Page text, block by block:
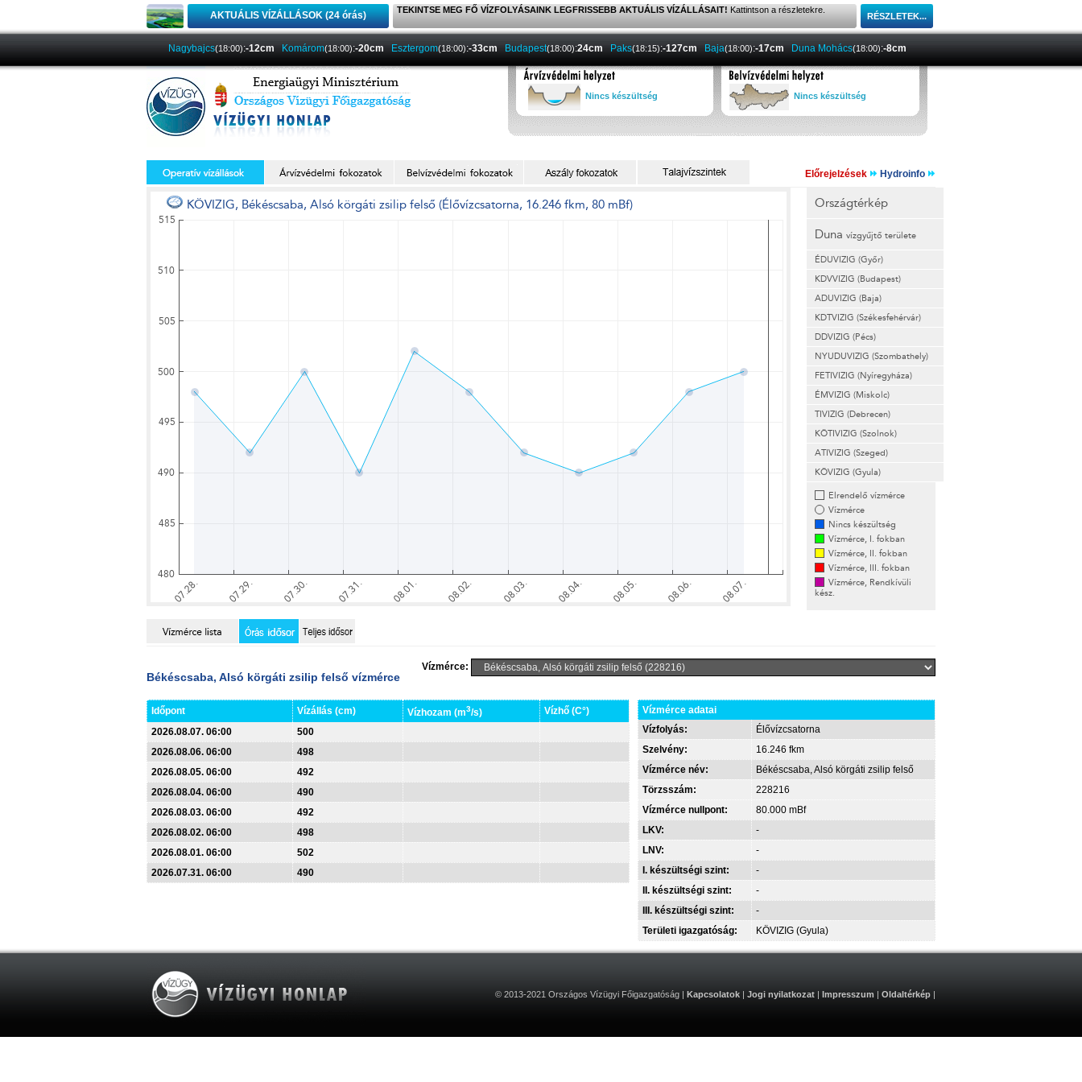
AKTUÁLIS VÍZÁLLÁSOK (24 órás) TEKINTSE MEG FŐ VÍZFOLYÁSAINK LEGFRISSEBB AKTUÁLIS VÍZÁLLÁSAIT! Kattintson a részletekre.
Nagybajcs(18:00):-12cm Komárom(18:00):-20cm Esztergom(18:00):-33cm Budapest(18:00):24cm Paks(18:15):-127cm Baja(18:00):-17cm Duna Mohács(18:00):-8cm
Nincs készültség Nincs készültség
Előrejelzések Hydroinfo
Országtérkép
Duna vízgyűjtő területe
ÉDUVIZIG (Győr)
KDVVIZIG (Budapest)
ADUVIZIG (Baja)
KDTVIZIG (Székesfehérvár)
DDVIZIG (Pécs)
NYUDUVIZIG (Szombathely)
FETIVIZIG (Nyíregyháza)
ÉMVIZIG (Miskolc)
TIVIZIG (Debrecen)
KÖTIVIZIG (Szolnok)
ATIVIZIG (Szeged)
KÖVIZIG (Gyula)
Elrendelő vízmérce
Vízmérce
Nincs készültség
Vízmérce, I. fokban
Vízmérce, II. fokban
Vízmérce, III. fokban
Vízmérce, Rendkívüli
kész.
Vízmérce:
Békéscsaba, Alsó körgáti zsilip felső vízmérce
Időpont Vízállás (cm) Vízhozam (m3/s)
Vízhő (C°)
2026.08.07. 06:00
500
2026.08.06. 06:00
498
2026.08.05. 06:00
492
2026.08.04. 06:00
490
2026.08.03. 06:00
492
2026.08.02. 06:00
498
2026.08.01. 06:00
502
2026.07.31. 06:00
490
Vízmérce adatai
Vízfolyás:
Élővízcsatorna
Szelvény:
16.246 fkm
Vízmérce név:
Békéscsaba, Alsó körgáti zsilip felső
Törzsszám:
228216
Vízmérce nullpont:
80.000 mBf
LKV:
-
LNV:
-
I. készültségi szint:
-
II. készültségi szint:
-
III. készültségi szint:
-
Területi igazgatóság:
KÖVIZIG (Gyula)
© 2013-2021 Országos Vízügyi Főigazgatóság | Kapcsolatok | Jogi nyilatkozat | Impresszum | Oldaltérkép |